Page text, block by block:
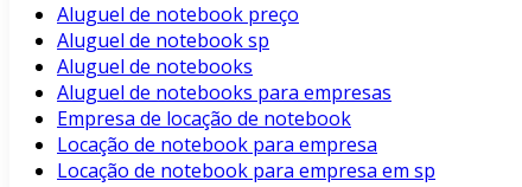
Aluguel de notebook preço
Aluguel de notebook sp
Aluguel de notebooks
Aluguel de notebooks para empresas
Empresa de locação de notebook
Locação de notebook para empresa
Locação de notebook para empresa em sp